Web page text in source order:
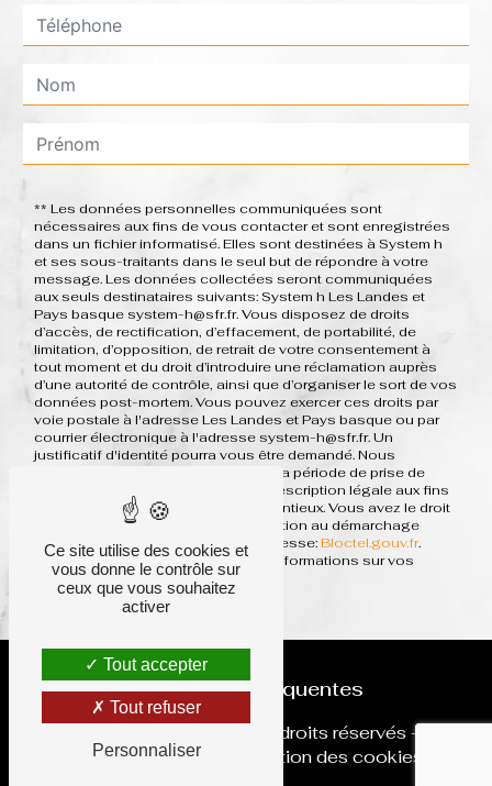
** Les données personnelles communiquées sont
nécessaires aux fins de vous contacter et sont enregistrées
dans un fichier informatisé. Elles sont destinées à System h
et ses sous-traitants dans le seul but de répondre à votre
message. Les données collectées seront communiquées
aux seuls destinataires suivants: System h Les Landes et
Pays basque system-h@sfr.fr. Vous disposez de droits
d’accès, de rectification, d’effacement, de portabilité, de
limitation, d’opposition, de retrait de votre consentement à
tout moment et du droit d’introduire une réclamation auprès
d’une autorité de contrôle, ainsi que d’organiser le sort de vos
données post-mortem. Vous pouvez exercer ces droits par
voie postale à l'adresse Les Landes et Pays basque ou par
courrier électronique à l'adresse system-h@sfr.fr. Un
justificatif d'identité pourra vous être demandé. Nous
conservons vos données pendant la période de prise de
contact puis pendant la durée de prescription légale aux fins
probatoires et de gestion des contentieux. Vous avez le droit
de vous inscrire sur la liste d'opposition au démarchage
téléphonique, disponible à cette adresse:Bloctel.gouv.fr.
Consultez le site cnil.fr pour plus d’informations sur vos
droits.
Recherches fréquentes
- 2026 - Tous droits réservés -
Mentions légales
Gestion des cookies
Ce site utilise des cookies et
vous donne le contrôle sur
ceux que vous souhaitez
activer
Tout accepter
Tout refuser
Personnaliser